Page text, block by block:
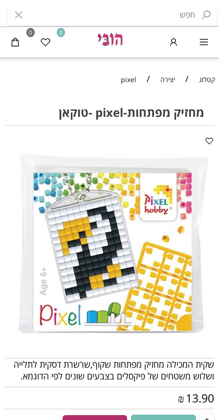
0 0
קטלוג / יצירה /
pixel
מחזיק מפתחות-pixel -טוקאן
שקית המכילה מחזיק מפתחות שקוף,שרשרת דסקית לתלייה
ושלוש משטחים של פיקסלים בצבעים שונים לפי הדוגמא.
₪ 13.90